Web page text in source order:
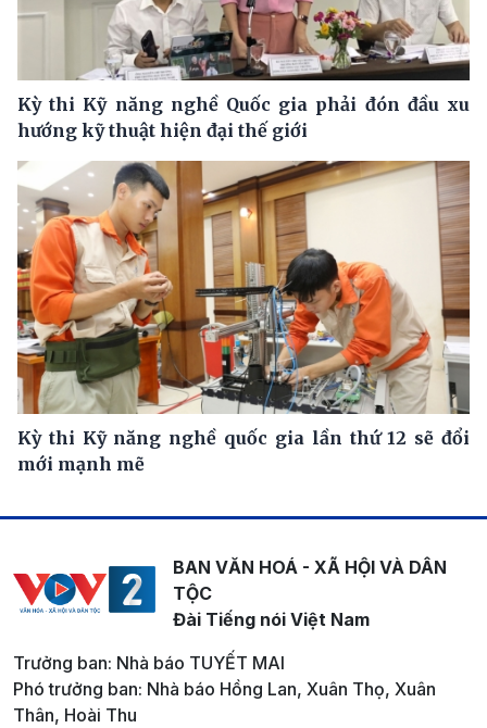
Kỳ thi Kỹ năng nghề Quốc gia phải đón đầu xu
hướng kỹ thuật hiện đại thế giới
Kỳ thi Kỹ năng nghề quốc gia lần thứ 12 sẽ đổi
mới mạnh mẽ
BAN VĂN HOÁ - XÃ HỘI VÀ DÂN
TỘC
Đài Tiếng nói Việt Nam
Trưởng ban: Nhà báo TUYẾT MAI
Phó trưởng ban: Nhà báo Hồng Lan, Xuân Thọ, Xuân
Thân, Hoài Thu